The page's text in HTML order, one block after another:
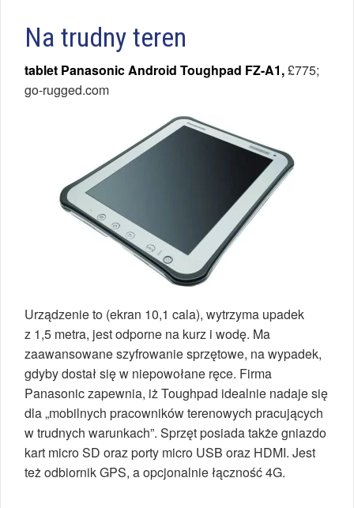
Na trudny teren
tablet Panasonic Android Toughpad FZ-A1,£775;
go-rugged.com
Urządzenie to (ekran 10,1 cala), wytrzyma upadek
z 1,5 metra, jest odporne na kurz i wodę. Ma
zaawansowane szyfrowanie sprzętowe, na wypadek,
gdyby dostał się w niepowołane ręce. Firma
Panasonic zapewnia, iż Toughpad idealnie nadaje się
dla „mobilnych pracowników terenowych pracujących
w trudnych warunkach”. Sprzęt posiada także gniazdo
kart micro SD oraz porty micro USB oraz HDMI. Jest
też odbiornik GPS, a opcjonalnie łączność 4G.